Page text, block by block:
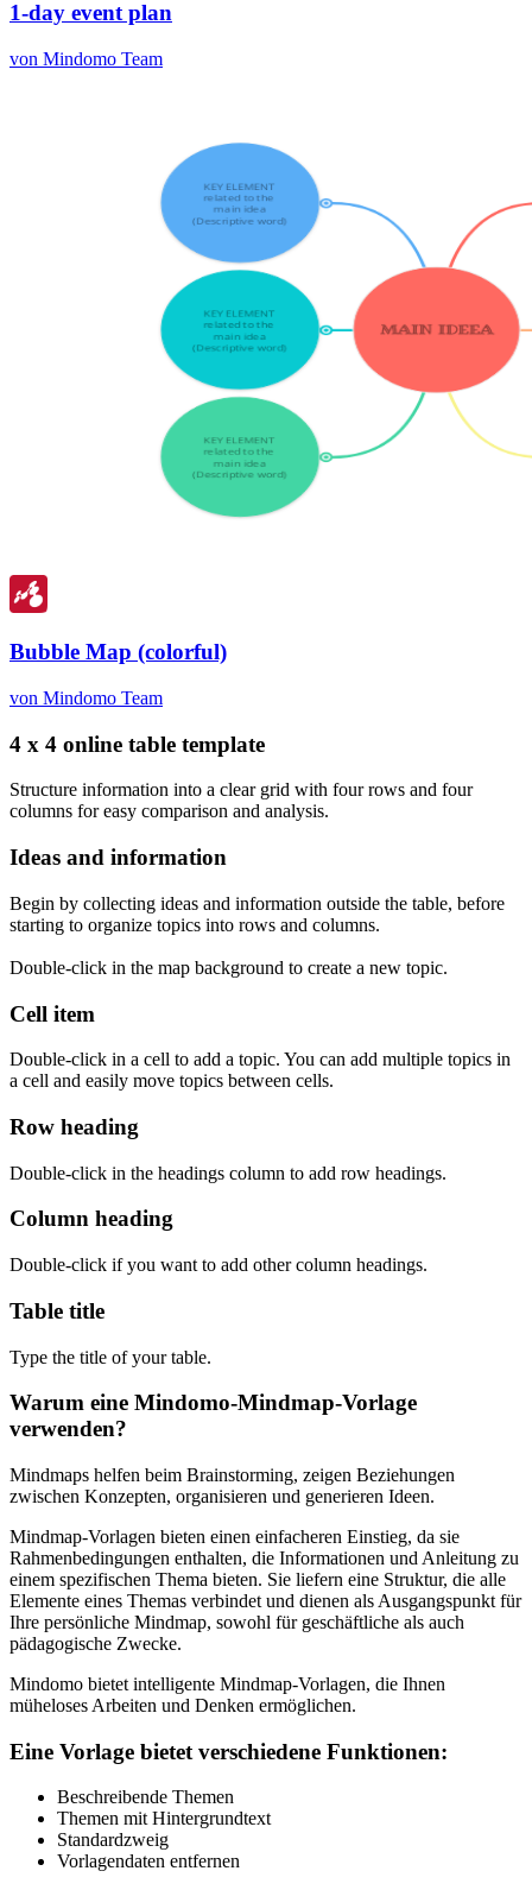
1-day event plan
von Mindomo Team
Bubble Map (colorful)
von Mindomo Team
4 x 4 online table template
Structure information into a clear grid with four rows and four
columns for easy comparison and analysis.
Ideas and information
Begin by collecting ideas and information outside the table, before
starting to organize topics into rows and columns.
Double-click in the map background to create a new topic.
Cell item
Double-click in a cell to add a topic. You can add multiple topics in
a cell and easily move topics between cells.
Row heading
Double-click in the headings column to add row headings.
Column heading
Double-click if you want to add other column headings.
Table title
Type the title of your table.
Warum eine Mindomo-Mindmap-Vorlage
verwenden?
Mindmaps helfen beim Brainstorming, zeigen Beziehungen
zwischen Konzepten, organisieren und generieren Ideen.
Mindmap-Vorlagen bieten einen einfacheren Einstieg, da sie
Rahmenbedingungen enthalten, die Informationen und Anleitung zu
einem spezifischen Thema bieten. Sie liefern eine Struktur, die alle
Elemente eines Themas verbindet und dienen als Ausgangspunkt für
Ihre persönliche Mindmap, sowohl für geschäftliche als auch
pädagogische Zwecke.
Mindomo bietet intelligente Mindmap-Vorlagen, die Ihnen
müheloses Arbeiten und Denken ermöglichen.
Eine Vorlage bietet verschiedene Funktionen:
Beschreibende Themen
Themen mit Hintergrundtext
Standardzweig
Vorlagendaten entfernen